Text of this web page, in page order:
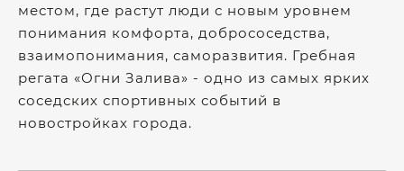
местом, где растут люди с новым уровнем
понимания комфорта, добрососедства,
взаимопонимания, саморазвития. Гребная
регата «Огни Залива» - одно из самых ярких
соседских спортивных событий в
новостройках города.